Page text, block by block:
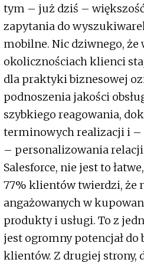
tym – już dziś –
zapytania do
mobilne. Nic dziwnego, że
okolicznościach klienci
dla praktyki biznesowej
podnoszenia jakości
szybkiego reagowania,
terminowych realizacji i –
– personalizowania
Salesforce, nie jest to
77% klientów twierdzi, że
angażowanych w
produkty i usługi. To z
jest ogromny potencjał
klientów. Z drugiej strony,